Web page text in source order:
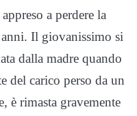
a perdere la
Il giovanissimo si
dalla madre quando
del carico perso da un
è rimasta gravemente